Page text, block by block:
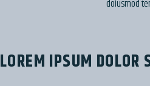
doiusmod
LOREM IPSUM DOLOR